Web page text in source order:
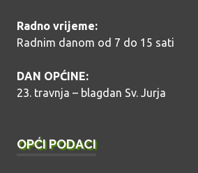
Radno vrijeme:
Radnim danom od 7 do 15 sati
DAN OPĆINE:
23. travnja – blagdan Sv. Jurja
OPĆI PODACI